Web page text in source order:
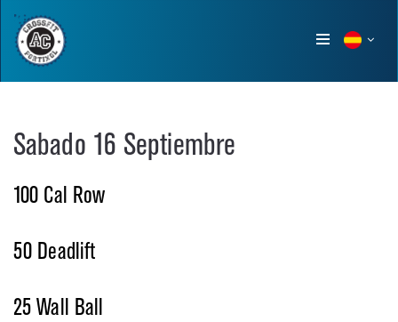
Show
Sabado 16 Septiembre
100 Cal Row
50 Deadlift
25 Wall Ball